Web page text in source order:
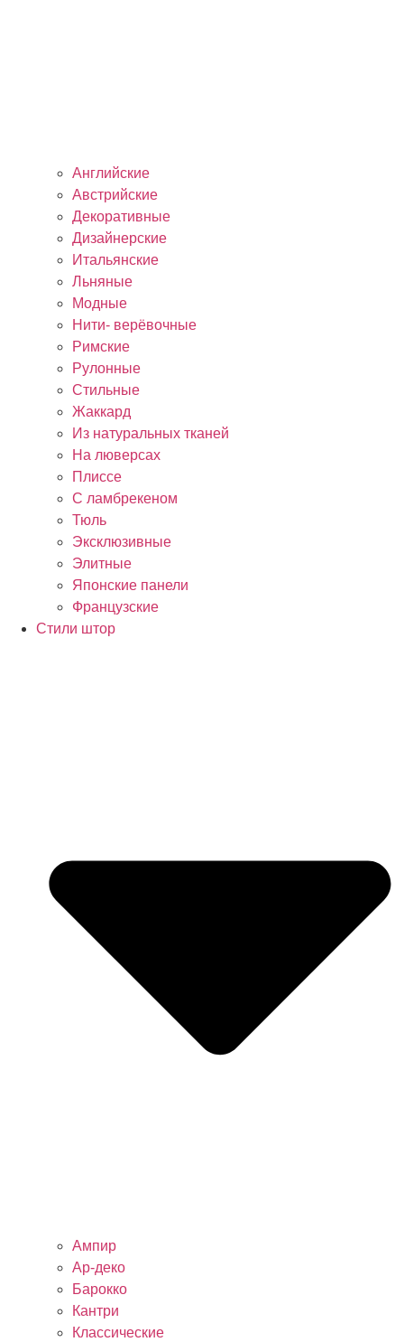
Английские
Австрийские
Декоративные
Дизайнерские
Итальянские
Льняные
Модные
Нити- верёвочные
Римские
Рулонные
Стильные
Жаккард
Из натуральных тканей
На люверсах
Плиссе
С ламбрекеном
Тюль
Эксклюзивные
Элитные
Японские панели
Французские
Стили штор
Ампир
Ар-деко
Барокко
Кантри
Классические